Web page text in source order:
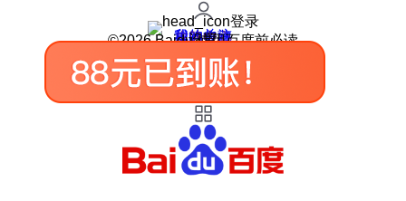
登录
我的关注
我的收藏
皮肤中心
用户反馈
设置
©2026 Baidu 使用百度前必读